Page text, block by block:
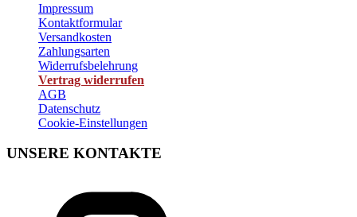
Impressum
Kontaktformular
Versandkosten
Zahlungsarten
Widerrufsbelehrung
Vertrag widerrufen
AGB
Datenschutz
Cookie-Einstellungen
UNSERE KONTAKTE